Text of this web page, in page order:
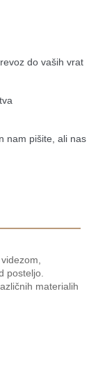
do vaših vrat
nam pišite, ali nas
posteljo.
materialih